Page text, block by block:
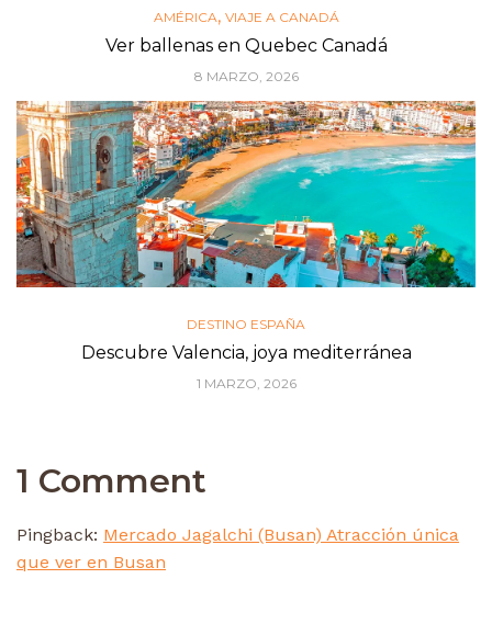
AMÉRICA, VIAJE A CANADÁ
Ver ballenas en Quebec Canadá
8 MARZO, 2026
DESTINO ESPAÑA
Descubre Valencia, joya mediterránea
1 MARZO, 2026
1 Comment
Pingback: Mercado Jagalchi (Busan) Atracción única
que ver en Busan